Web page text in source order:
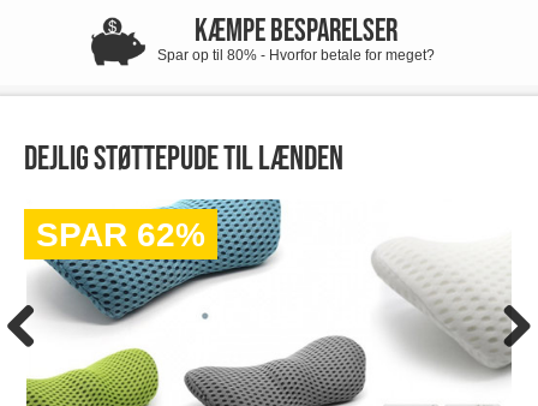
KÆMPE BESPARELSER
Spar op til 80% - Hvorfor betale for meget?
Dejlig støttepude til lænden
SPAR 62%